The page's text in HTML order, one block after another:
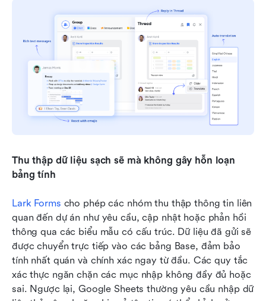
Thu thập dữ liệu sạch sẽ mà không gây hỗn loạn
bảng tính
Lark Forms cho phép các nhóm thu thập thông tin liên
quan đến dự án như yêu cầu, cập nhật hoặc phản hồi
thông qua các biểu mẫu có cấu trúc. Dữ liệu đã gửi sẽ
được chuyển trực tiếp vào các bảng Base, đảm bảo
tính nhất quán và chính xác ngay từ đầu. Các quy tắc
xác thực ngăn chặn các mục nhập không đầy đủ hoặc
sai. Ngược lại, Google Sheets thường yêu cầu nhập dữ